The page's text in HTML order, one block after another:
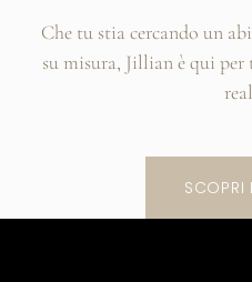
Che tu stia cercando un
su misura, Jillian è qui
SCOPRI